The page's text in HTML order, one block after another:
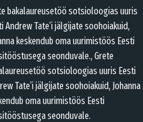
bakalaureusetöö sotsioloogias uuris
Andrew Tate’i jälgijate soohoiakuid,
keskendub oma uurimistöös Eesti
seonduvale., Grete
sotsioloogias uuris Eesti
Tate’i jälgijate soohoiakuid, Johanna
oma uurimistöös Eesti
seonduvale.